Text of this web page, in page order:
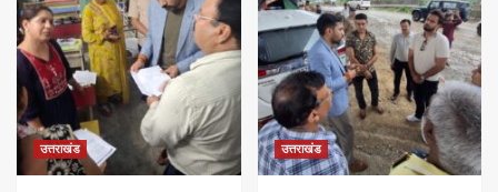
उत्तराखंड उत्तराखंड